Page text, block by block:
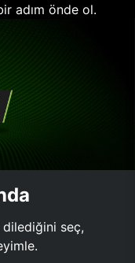
adım önde ol.
dilediğini seç,